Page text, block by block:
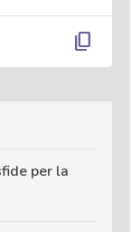
content_copy
per la